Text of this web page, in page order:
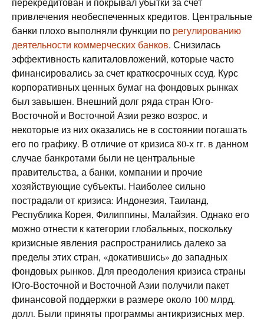
привлечения необеспеченных кредитов. Центральные
банки плохо выполняли функции по регулированию
деятельности коммерческих банков. Снизилась
эффективность капиталовложений, которые часто
финансировались за счет краткосрочных ссуд. Курс
корпоративных ценных бумаг на фондовых рынках
был завышен. Внешний долг ряда стран Юго-
Восточной и Восточной Азии резко возрос, и
некоторые из них оказались не в состоянии погашать
его по графику. В отличие от кризиса 80-х гг. в данном
случае банкротами были не центральные
правительства, а банки, компании и прочие
хозяйствующие субъекты. Наиболее сильно
пострадали от кризиса: Индонезия, Таиланд,
Республика Корея, Филиппины, Малайзия. Однако его
можно отнести к категории глобальных, поскольку
кризисные явления распространились далеко за
пределы этих стран, «докатившись» до западных
фондовых рынков. Для преодоления кризиса страны
Юго-Восточной и Восточной Азии получили пакет
финансовой поддержки в размере около 100 млрд.
долл. Были приняты программы антикризисных мер.